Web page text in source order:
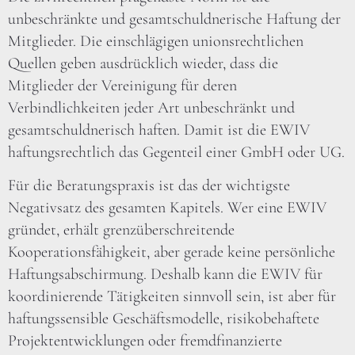
unbeschränkte und gesamtschuldnerische Haftung der
Mitglieder. Die einschlägigen unionsrechtlichen
Quellen geben ausdrücklich wieder, dass die
Mitglieder der Vereinigung für deren
Verbindlichkeiten jeder Art unbeschränkt und
gesamtschuldnerisch haften. Damit ist die EWIV
haftungsrechtlich das Gegenteil einer GmbH oder UG.
Für die Beratungspraxis ist das der wichtigste
Negativsatz des gesamten Kapitels. Wer eine EWIV
gründet, erhält grenzüberschreitende
Kooperationsfähigkeit, aber gerade keine persönliche
Haftungsabschirmung. Deshalb kann die EWIV für
koordinierende Tätigkeiten sinnvoll sein, ist aber für
haftungssensible Geschäftsmodelle, risikobehaftete
Projektentwicklungen oder fremdfinanzierte